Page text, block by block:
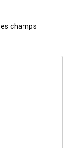
champs